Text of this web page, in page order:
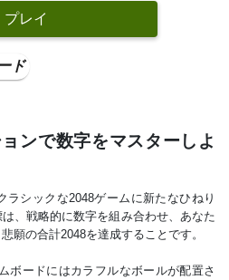
プレイ
ド
ンで数字をマスターしよ
ラシックな2048ゲームに新たなひねり
、戦略的に数字を組み合わせ、あなた
願の合計2048を達成することです。
ボードにはカラフルなボールが配置さ